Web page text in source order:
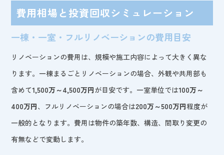
費用相場と投資回収シミュレーション
一棟・一室・フルリノベーションの費用目安
リノベーションの費用は、規模や施工内容によって大きく異な
ります。一棟まるごとリノベーションの場合、外観や共用部も
含めて1,500万～4,500万円が目安です。一室単位では100万～
400万円、フルリノベーションの場合は200万～500万円程度が
一般的となります。費用は物件の築年数、構造、間取り変更の
有無などで変動します。